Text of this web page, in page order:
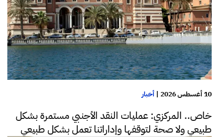
10 أغسطس 2026 | أخبار
خاص.. المركزي: عمليات النقد الأجنبي مستمرة بشكل
طبيعي ولا صحة لتوقفها وإداراتنا تعمل بشكل طبيعي